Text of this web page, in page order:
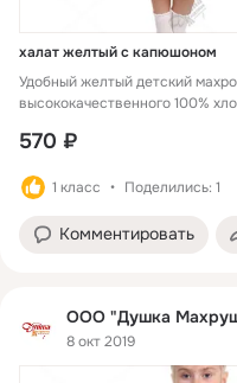
халат желтый с капюшоном
Удобный желтый детский
высококачественного 100%
сквозняков. Износостойкое.
многократных стирок в
одежды после посещения
570 ₽
1 класс Поделились: 1
Комментировать
ООО "Душка
8 окт 2019